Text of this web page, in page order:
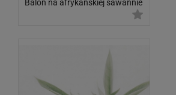
Balon na afrykańskiej sawannie